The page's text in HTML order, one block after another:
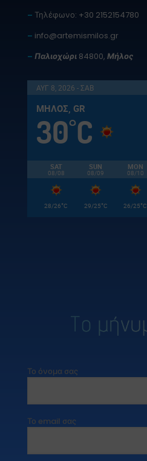
– Τηλέφωνο: +30 2152154780
– info@artemismilos.gr
– Παλιοχώρι 84800, Μήλος
ΑΥΓ 8, 2026 - ΣΑΒ
ΜΉΛΟΣ, GR
30°C
SAT
08/08
SUN
08/09
MON
08/10
28/26°C 29/25°C 26/25°C
Το όνομα σας
Το email σας